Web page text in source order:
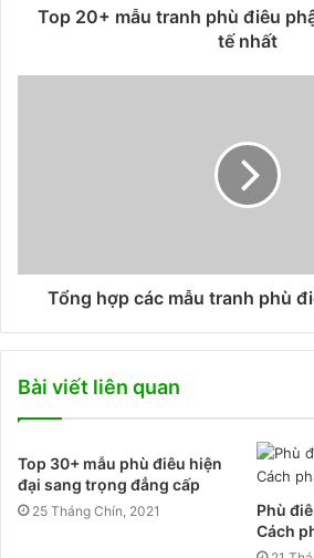
Top 20+ mẫu tranh phù điêu
tế nhất
Tổng hợp các mẫu tranh phù
Bài viết liên quan
Top 30+ mẫu phù điêu hiện
đại sang trọng đẳng cấp
25 Tháng Chín, 2021
Phù
Cách